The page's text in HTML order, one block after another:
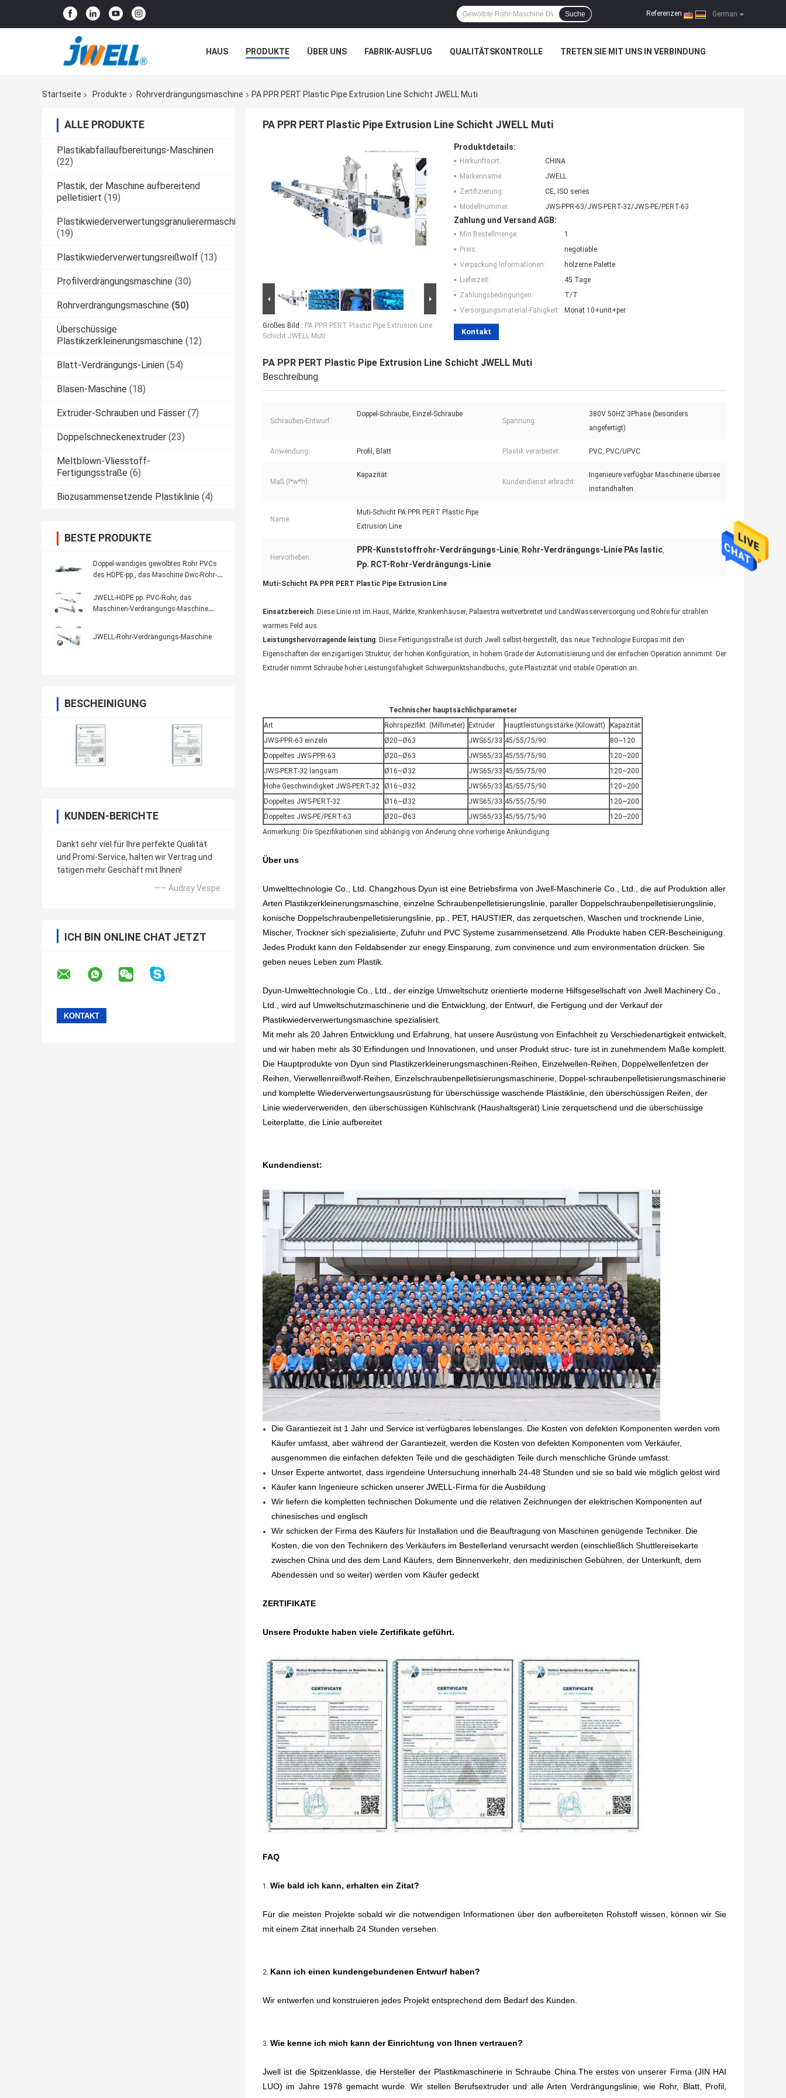
German
Referenzen |
Suche
HAUS PRODUKTE ÜBER UNS FABRIK-AUSFLUG QUALITÄTSKONTROLLE TRETEN SIE MIT UNS IN VERBINDUNG
Startseite
Produkte Rohrverdrängungsmaschine PA PPR PERT Plastic Pipe Extrusion Line Schicht JWELL Muti
ALLE PRODUKTE
Plastikabfallaufbereitungs-Maschinen
(22)
Plastik, der Maschine aufbereitend
pelletisiert (19)
Plastikwiederverwertungsgranulierermaschine
(19)
Plastikwiederverwertungsreißwolf (13)
Profilverdrängungsmaschine (30)
Rohrverdrängungsmaschine (50)
Überschüssige
Plastikzerkleinerungsmaschine (12)
Blatt-Verdrängungs-Linien (54)
Blasen-Maschine (18)
Extruder-Schrauben und Fässer (7)
Doppelschneckenextruder (23)
Meltblown-Vliesstoff-
Fertigungsstraße (6)
Biozusammensetzende Plastiklinie (4)
BESTE PRODUKTE
Doppel-wandiges gewölbtes Rohr PVCs
des HDPE-pp., das Maschine Dwc-Rohr-
JWELL-HDPE pp. PVC-Rohr, das
Maschinen-Verdrängungs-Maschine
JWELL-Rohr-Verdrängungs-Maschine
BESCHEINIGUNG
KUNDEN-BERICHTE
Dankt sehr viel für Ihre perfekte Qualität
und Promi-Service, halten wir Vertrag und
tätigen mehr Geschäft mit Ihnen!
—— Audrey Vespe
ICH BIN ONLINE CHAT JETZT
PA PPR PERT Plastic Pipe Extrusion Line Schicht JWELL Muti
Großes Bild : PA PPR PERT Plastic Pipe Extrusion Line
Schicht JWELL Muti
Produktdetails:
Herkunftsort:
CHINA
Markenname:
JWELL
Zertifizierung:
CE, ISO series
Modellnummer:
JWS-PPR-63/JWS-PERT-32/JWS-PE/PERT-63
Zahlung und Versand AGB:
Min Bestellmenge:
1
Preis:
negotiable
Verpackung Informationen:
hölzerne Palette
Lieferzeit:
45 Tage
Zahlungsbedingungen:
T/T
Versorgungsmaterial-Fähigkeit:
Monat 10+unit+per
Kontakt
PA PPR PERT Plastic Pipe Extrusion Line Schicht JWELL Muti
Beschreibung
Schrauben-Entwurf:
Doppel-Schraube, Einzel-Schraube
Spannung:
380V 50HZ 3Phase (besonders
angefertigt)
Anwendung: Profil, Blatt Plastik verarbeitet: PVC, PVC/UPVC
Maß (l*w*h):
Kapazität
Kundendienst erbracht:
Ingenieure verfügbar Maschinerie übersee
instandhalten
Name:
Muti-Schicht PA PPR PERT Plastic Pipe
Extrusion Line
Hervorheben:
PPR-Kunststoffrohr-Verdrängungs-Linie, Rohr-Verdrängungs-Linie PAs lastic,
Pp. RCT-Rohr-Verdrängungs-Linie
Muti-Schicht PA PPR PERT Plastic Pipe Extrusion Line
Einsatzbereich: Diese Linie ist im Haus, Märkte, Krankenhäuser, Palaestra weitverbreitet und LandWasserversorgung und Rohre für strahlen
warmes Feld aus.
Leistungshervorragende leistung: Diese Fertigungsstraße ist durch Jwell selbst-hergestellt, das neue Technologie Europas mit den
Eigenschaften der einzigartigen Struktur, der hohen Konfiguration, in hohem Grade der Automatisierung und der einfachen Operation annimmt. Der
Extruder nimmt Schraube hoher Leistungsfähigkeit Schwerpunktshandbuchs, gute Plastizität und stabile Operation an.
Technischer hauptsächlichparameter
Art
Rohrspezifikt. (Millimeter) Extruder Hauptleistungsstärke (Kilowatt)
Kapazität
JWS-PPR-63 einzeln
Ø20~Ø63 JWS65/33 45/55/75/90
80~120
Doppeltes JWS-PPR-63
Ø20~Ø63 JWS65/33 45/55/75/90
120~200
JWS-PERT-32 langsam
Ø16~Ø32 JWS65/33 45/55/75/90
120~200
Hohe Geschwindigkeit JWS-PERT-32 Ø16~Ø32 JWS65/33 45/55/75/90
120~200
Doppeltes JWS-PERT-32
Ø16~Ø32 JWS65/33 45/55/75/90
120~200
Doppeltes JWS-PE/PERT-63
Ø20~Ø63 JWS65/33 45/55/75/90
120~200
Anmerkung: Die Spezifikationen sind abhängig von Änderung ohne vorherige Ankündigung.
Über uns
Umwelttechnologie Co., Ltd. Changzhous Dyun ist eine Betriebsfirma von Jwell-Maschinerie Co., Ltd., die auf Produktion aller
Arten Plastikzerkleinerungsmaschine, einzelne Schraubenpelletisierungslinie, paraller Doppelschraubenpelletisierungslinie,
konische Doppelschraubenpelletisierungslinie, pp., PET, HAUSTIER, das zerquetschen, Waschen und trocknende Linie,
Mischer, Trockner sich spezialisierte, Zufuhr und PVC Systeme zusammensetzend. Alle Produkte haben CER-Bescheinigung.
Jedes Produkt kann den Feldabsender zur enegy Einsparung, zum convinence und zum environmentation drücken. Sie
geben neues Leben zum Plastik.
Dyun-Umwelttechnologie Co., Ltd., der einzige Umweltschutz orientierte moderne Hilfsgesellschaft von Jwell Machinery Co.,
Ltd., wird auf Umweltschutzmaschinerie und die Entwicklung, der Entwurf, die Fertigung und der Verkauf der
Plastikwiederverwertungsmaschine spezialisiert.
Mit mehr als 20 Jahren Entwicklung und Erfahrung, hat unsere Ausrüstung von Einfachheit zu Verschiedenartigkeit entwickelt,
und wir haben mehr als 30 Erfindungen und Innovationen, und unser Produkt struc- ture ist in zunehmendem Maße komplett.
Die Hauptprodukte von Dyun sind Plastikzerkleinerungsmaschinen-Reihen, Einzelwellen-Reihen, Doppelwellenfetzen der
Reihen, Vierwellenreißwolf-Reihen, Einzelschraubenpelletisierungsmaschinerie, Doppel-schraubenpelletisierungsmaschinerie
und komplette Wiederverwertungsausrüstung für überschüssige waschende Plastiklinie, den überschüssigen Reifen, der
Linie wiederverwenden, den überschüssigen Kühlschrank (Haushaltsgerät) Linie zerquetschend und die überschüssige
Leiterplatte, die Linie aufbereitet
Kundendienst:
Die Garantiezeit ist 1 Jahr und Service ist verfügbares lebenslanges. Die Kosten von defekten Komponenten werden vom
Käufer umfasst, aber während der Garantiezeit, werden die Kosten von defekten Komponenten vom Verkäufer,
ausgenommen die einfachen defekten Teile und die geschädigten Teile durch menschliche Gründe umfasst.
Unser Experte antwortet, dass irgendeine Untersuchung innerhalb 24-48 Stunden und sie so bald wie möglich gelöst wird
Käufer kann Ingenieure schicken unserer JWELL-Firma für die Ausbildung
Wir liefern die kompletten technischen Dokumente und die relativen Zeichnungen der elektrischen Komponenten auf
chinesisches und englisch
Wir schicken der Firma des Käufers für Installation und die Beauftragung von Maschinen genügende Techniker. Die
Kosten, die von den Technikern des Verkäufers im Bestellerland verursacht werden (einschließlich Shuttlereisekarte
zwischen China und des dem Land Käufers, dem Binnenverkehr, den medizinischen Gebühren, der Unterkunft, dem
Abendessen und so weiter) werden vom Käufer gedeckt
ZERTIFIKATE
Unsere Produkte haben viele Zertifikate geführt.
FAQ
1. Wie bald ich kann, erhalten ein Zitat?
Für die meisten Projekte sobald wir die notwendigen Informationen über den aufbereiteten Rohstoff wissen, können wir Sie
mit einem Zitat innerhalb 24 Stunden versehen.
2. Kann ich einen kundengebundenen Entwurf haben?
Wir entwerfen und konstruieren jedes Projekt entsprechend dem Bedarf des Kunden.
3. Wie kenne ich mich kann der Einrichtung von Ihnen vertrauen?
Jwell ist die Spitzenklasse, die Hersteller der Plastikmaschinerie in Schraube China.The erstes von unserer Firma (JIN HAI
LUO) im Jahre 1978 gemacht wurde. Wir stellen Berufsextruder und alle Arten Verdrängungslinie, wie Rohr, Blatt, Profil,